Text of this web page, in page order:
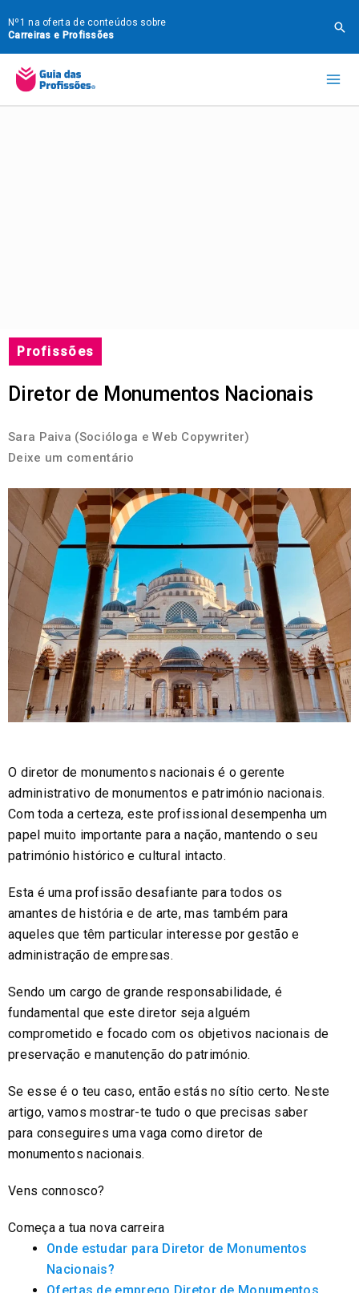
para
o
conteúdo
Nº1 na oferta de conteúdos sobre
Carreiras e Profissões
Profissões
Diretor de Monumentos Nacionais
Sara Paiva (Socióloga e Web Copywriter)
Deixe um comentário
O diretor de monumentos nacionais é o gerente
administrativo de monumentos e património nacionais.
Com toda a certeza, este profissional desempenha um
papel muito importante para a nação, mantendo o seu
património histórico e cultural intacto.
Esta é uma profissão desafiante para todos os
amantes de história e de arte, mas também para
aqueles que têm particular interesse por gestão e
administração de empresas.
Sendo um cargo de grande responsabilidade, é
fundamental que este diretor seja alguém
comprometido e focado com os objetivos nacionais de
preservação e manutenção do património.
Se esse é o teu caso, então estás no sítio certo. Neste
artigo, vamos mostrar-te tudo o que precisas saber
para conseguires uma vaga como diretor de
monumentos nacionais.
Vens connosco?
Começa a tua nova carreira
Onde estudar para Diretor de Monumentos
Nacionais?